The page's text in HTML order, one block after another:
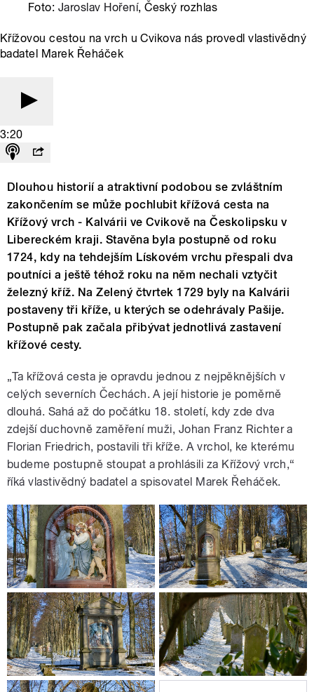
Foto: Jaroslav Hoření, Český rozhlas
Křížovou cestou na vrch u Cvikova nás provedl vlastivědný
badatel Marek Řeháček
3:20
Dlouhou historií a atraktivní podobou se zvláštním
zakončením se může pochlubit křížová cesta na
Křížový vrch - Kalvárii ve Cvikově na Českolipsku v
Libereckém kraji. Stavěna byla postupně od roku
1724, kdy na tehdejším Lískovém vrchu přespali dva
poutníci a ještě téhož roku na něm nechali vztyčit
železný kříž. Na Zelený čtvrtek 1729 byly na Kalvárii
postaveny tři kříže, u kterých se odehrávaly Pašije.
Postupně pak začala přibývat jednotlivá zastavení
křížové cesty.
„Ta křížová cesta je opravdu jednou z nejpěknějších v
celých severních Čechách. A její historie je poměrně
dlouhá. Sahá až do počátku 18. století, kdy zde dva
zdejší duchovně zaměření muži, Johan Franz Richter a
Florian Friedrich, postavili tři kříže. A vrchol, ke kterému
budeme postupně stoupat a prohlásili za Křížový vrch,“
říká vlastivědný badatel a spisovatel Marek Řeháček.